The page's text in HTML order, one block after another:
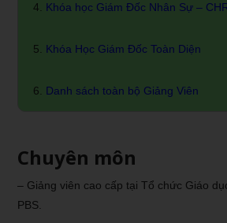
Khóa học Giám Đốc Nhân Sự –
Khóa Học Giám Đốc Toàn Diện
Danh sách toàn bộ Giảng Viên
Chuyên môn
– Giảng viên cao cấp tại Tổ chức Giáo
PBS.